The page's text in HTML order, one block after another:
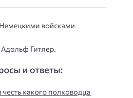
Немецкими войсками
Адольф Гитлер.
и ответы:
честь какого полководца